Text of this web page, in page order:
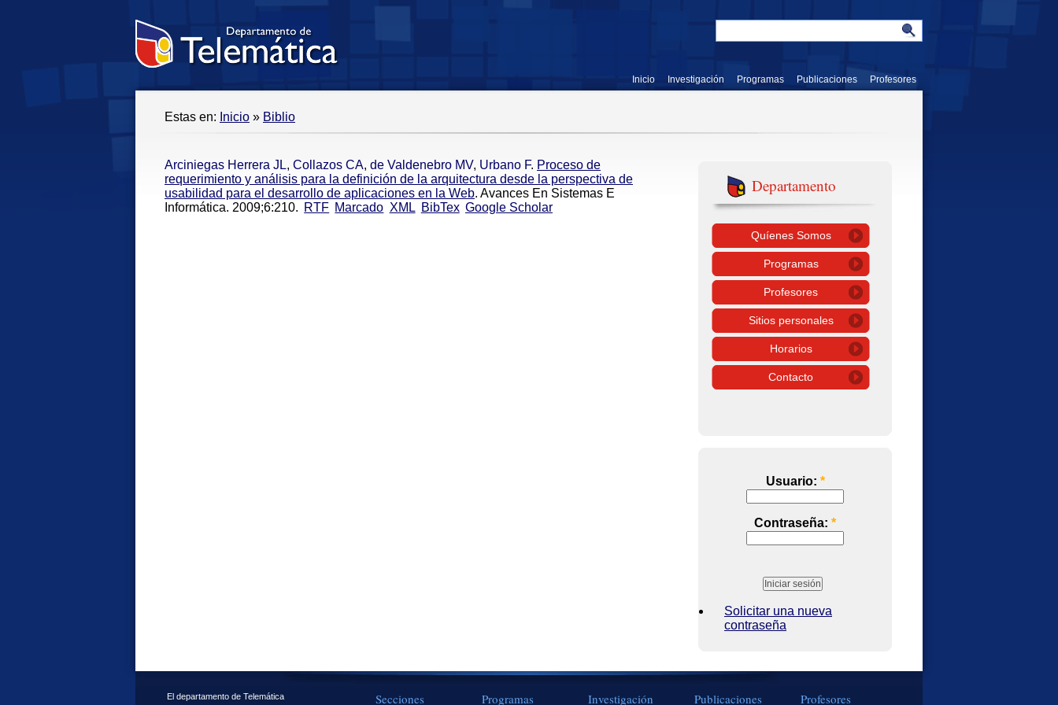
Inicio Investigación Programas Publicaciones Profesores
Estas en: Inicio » Biblio
Arciniegas Herrera JL, Collazos CA, de Valdenebro MV, Urbano F. Proceso de
requerimiento y análisis para la definición de la arquitectura desde la perspectiva de
usabilidad para el desarrollo de aplicaciones en la Web. Avances En Sistemas E
Informática. 2009;6:210. RTF Marcado XML BibTex Google Scholar
Departamento
Quíenes Somos
Programas
Profesores
Sitios personales
Horarios
Contacto
Usuario: *
Contraseña: *
Solicitar una nueva
contraseña
El departamento de Telemática
Secciones Programas Investigación Publicaciones Profesores